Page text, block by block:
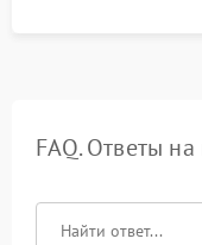
FAQ. Ответы